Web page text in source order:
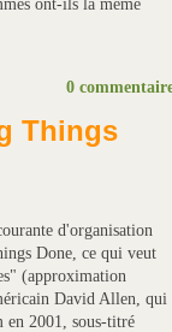
ont-ils la même
0
Things
d'organisation
Done, ce qui veut
(approximation
David Allen, qui
en 2001, sous-titré